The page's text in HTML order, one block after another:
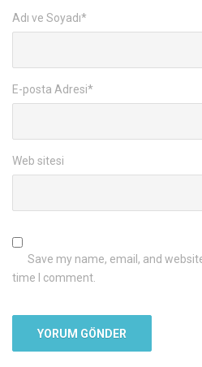
Adı ve Soyadı*
E-posta Adresi*
Web sitesi
Save my name, email, and
time I comment.